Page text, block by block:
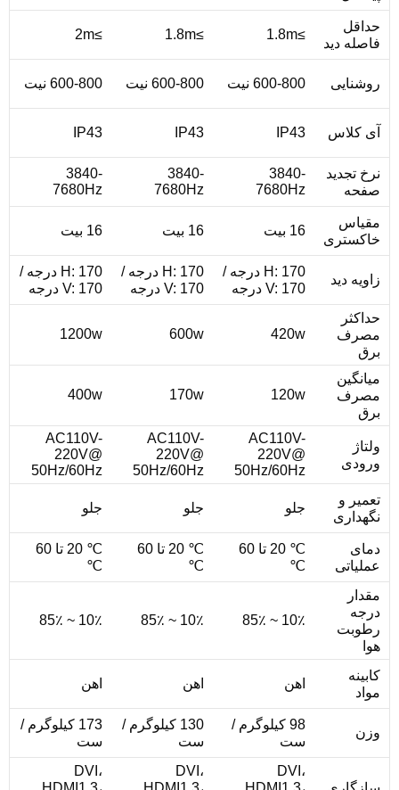
حداقل
فاصله دید
≥1.8m
≥1.8m
≥2m
روشنایی 600-800 نیت 600-800 نیت 600-800 نیت
آی کلاس IP43
IP43
IP43
نرخ تجدید
صفحه
3840-
7680Hz
3840-
7680Hz
3840-
7680Hz
مقیاس
خاکستری
16 بیت 16 بیت 16 بیت
زاویه دید
H: 170 درجه /
V: 170 درجه
H: 170 درجه /
V: 170 درجه
H: 170 درجه /
V: 170 درجه
حداکثر
مصرف
برق
420w
600w
1200w
میانگین
مصرف
برق
120w
170w
400w
ولتاژ
ورودی
AC110V-
220V@
50Hz/60Hz
AC110V-
220V@
50Hz/60Hz
AC110V-
220V@
50Hz/60Hz
تعمیر و
نگهداری
جلو جلو جلو
دمای
عملیاتی
℃ 20 تا 60
℃
℃ 20 تا 60
℃
℃ 20 تا 60
℃
مقدار
درجه
رطوبت
هوا
10٪ ~ 85٪ 10٪ ~ 85٪ 10٪ ~ 85٪
کابینه
مواد
اهن اهن اهن
وزن
98 کیلوگرم /
ست
130 کیلوگرم /
ست
173 کیلوگرم /
ست
DVI،
DVI،
DVI،